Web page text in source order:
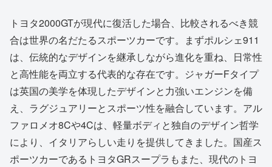
トヨタ2000GTが現代に復活した場合、比較されるべき競
合は世界の名だたるスポーツカーです。まずポルシェ911
は、伝統的なデザインを継承しながら進化を重ね、日常性
と高性能を両立する代表的な存在です。ジャガーFタイプ
は英国の美学を体現したデザインと力強いエンジンを備
え、ラグジュアリーとスポーツ性を融合しています。アル
ファロメオ8Cや4Cは、軽量ボディと独自のデザイン哲学
により、イタリアらしい走りを提供してきました。国産ス
ポーツカーであるトヨタGRスープラもまた、現代のトヨ